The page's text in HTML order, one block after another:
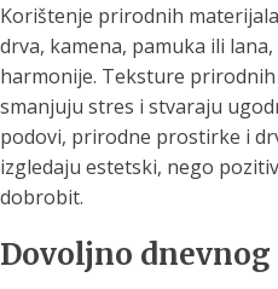
Korištenje prirodnih
drva, kamena, pamuka ili
harmonije. Teksture
smanjuju stres i stvaraju
podovi, prirodne prostirke i
izgledaju estetski, nego
dobrobit.
Dovoljno